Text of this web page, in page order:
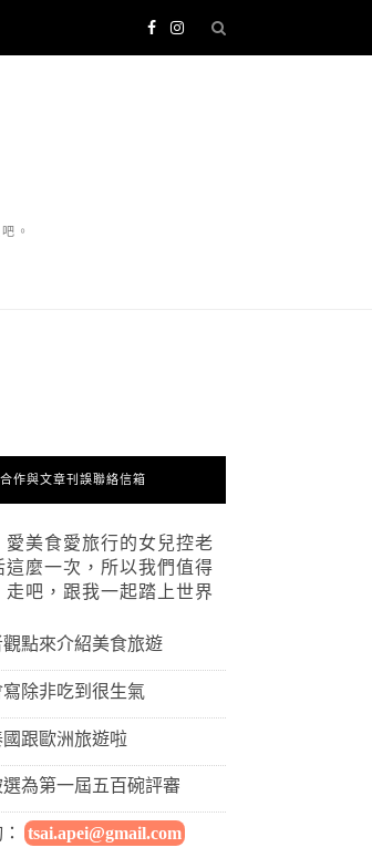
。
作與文章刊誤聯絡信箱
愛美食愛旅行的女兒控老
這麼一次，所以我們值得
走吧，跟我一起踏上世界
點來介紹美食旅遊
除非吃到很生氣
跟歐洲旅遊啦
選為第一屆五百碗評審
tsai.apei@gmail.com